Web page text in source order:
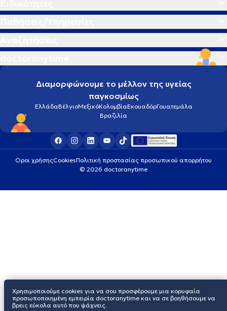
Διαμορφώνουμε το μέλλον της υγείας
παγκοσμίως
ΕλλάδαΒέλγιοΜεξικόΚολομβίαΕκουαδόρΓουατεμάλα
Βραζιλία
Οροι χρήσηςCookiesΠολιτική προστασίας προσωπικού απορρήτου
© 2026 doctoranytime
Χρησιμοποιούμε cookies για να σου προσφέρουμε μια κορυφαία
προσωποποιημένη εμπειρία doctoranytime και να σε βοηθήσουμε να
βρεις εύκολα αυτό που ψάχνεις.